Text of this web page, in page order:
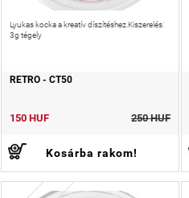
Lyukas kocka a kreatív díszítéshez.Kiszerelés:
3g tégely
RETRO - CT50
150 HUF 250 HUF
Kosárba rakom!